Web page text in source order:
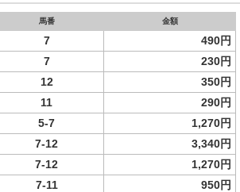
馬番 金額
7 490円
7
230円
12
350円
11
290円
5-7
1,270円
7-12 3,340円
7-12
1,270円
7-11
950円